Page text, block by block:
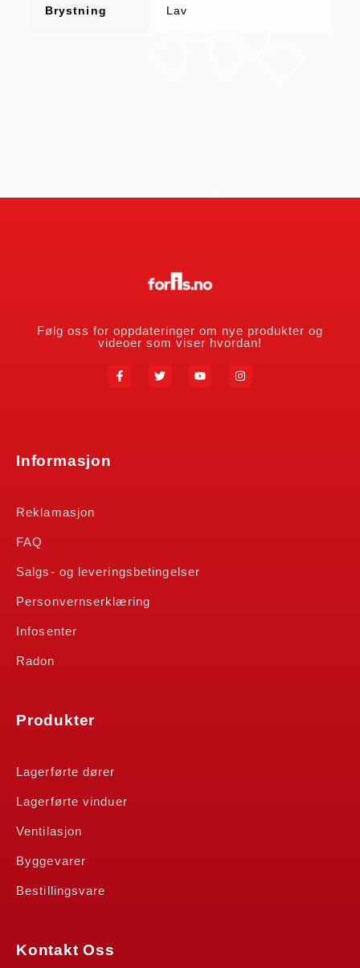
Brystning Lav
Følg oss for oppdateringer om nye produkter og
videoer som viser hvordan!
Informasjon
Reklamasjon
FAQ
Salgs- og leveringsbetingelser
Personvernserklæring
Infosenter
Radon
Produkter
Lagerførte dører
Lagerførte vinduer
Ventilasjon
Byggevarer
Bestillingsvare
Kontakt Oss